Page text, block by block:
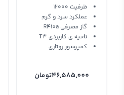
ظرفیت 12000
عملکرد سرد و گرم
گاز مصرفی R410a
ناحیه ی کاربردی T3
کمپرسور روتاری
46,585,000تومان